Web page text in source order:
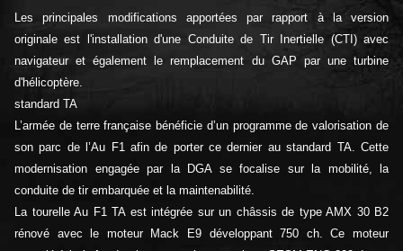
Les principales modifications apportées par rapport à la version
originale est l'installation d'une Conduite de Tir Inertielle (CTI) avec
navigateur et également le remplacement du GAP par une turbine
d'hélicoptère.
standard TA
L’armée de terre française bénéficie d’un programme de valorisation de
son parc de l’Au F1 afin de porter ce dernier au standard TA. Cette
modernisation engagée par la DGA se focalise sur la mobilité, la
conduite de tir embarquée et la maintenabilité.
La tourelle Au F1 TA est intégrée sur un châssis de type AMX 30 B2
rénové avec le moteur Mack E9 développant 750 ch. Ce moteur